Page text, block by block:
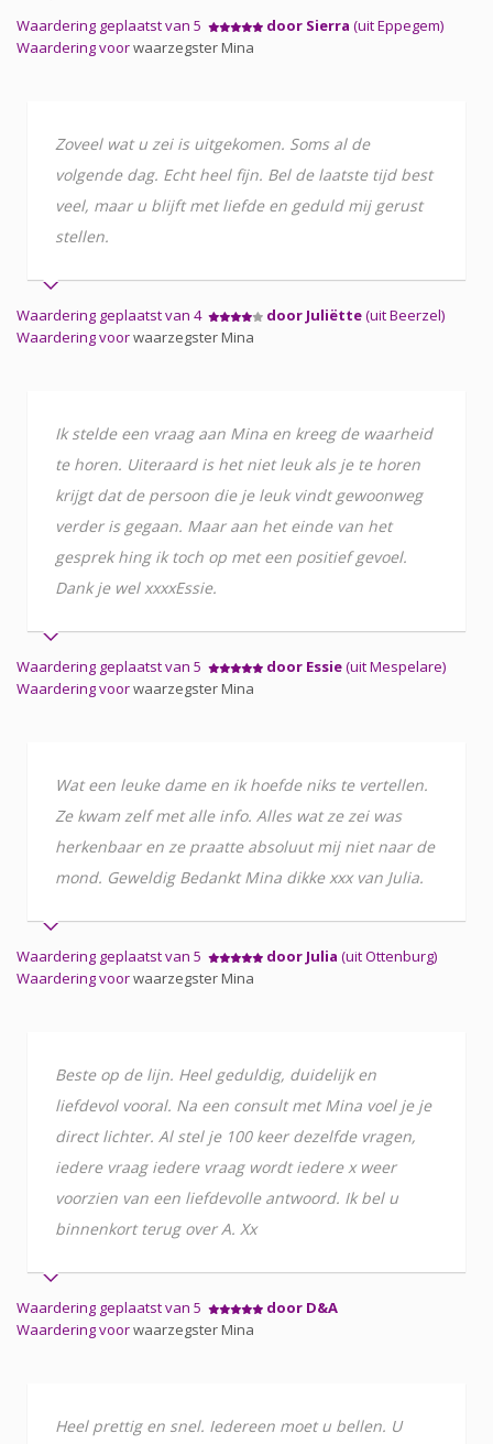
Waardering geplaatst van 5 door Sierra (uit Eppegem)
Waardering voorwaarzegster Mina
Zoveel wat u zei is uitgekomen. Soms al de
volgende dag. Echt heel fijn. Bel de laatste tijd best
veel, maar u blijft met liefde en geduld mij gerust
stellen.
Waardering geplaatst van 4 door Juliëtte(uit Beerzel)
Waardering voorwaarzegster Mina
Ik stelde een vraag aan Mina en kreeg de waarheid
te horen. Uiteraard is het niet leuk als je te horen
krijgt dat de persoon die je leuk vindt gewoonweg
verder is gegaan. Maar aan het einde van het
gesprek hing ik toch op met een positief gevoel.
Dank je wel xxxxEssie.
Waardering geplaatst van 5 door Essie(uit Mespelare)
Waardering voorwaarzegster Mina
Wat een leuke dame en ik hoefde niks te vertellen.
Ze kwam zelf met alle info. Alles wat ze zei was
herkenbaar en ze praatte absoluut mij niet naar de
mond. Geweldig Bedankt Mina dikke xxx van Julia.
Waardering geplaatst van 5 door Julia (uit Ottenburg)
Waardering voorwaarzegster Mina
Beste op de lijn. Heel geduldig, duidelijk en
liefdevol vooral. Na een consult met Mina voel je je
direct lichter. Al stel je 100 keer dezelfde vragen,
iedere vraag iedere vraag wordt iedere x weer
voorzien van een liefdevolle antwoord. Ik bel u
binnenkort terug over A. Xx
Waardering geplaatst van 5
door D&A
Waardering voorwaarzegster Mina
Heel prettig en snel. Iedereen moet u bellen. U